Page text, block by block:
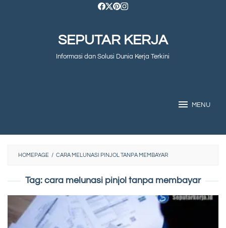
SEPUTAR KERJA
Informasi dan Solusi Dunia Kerja Terkini
MENU
HOMEPAGE / CARA MELUNASI PINJOL TANPA MEMBAYAR
Tag: cara melunasi pinjol tanpa membayar